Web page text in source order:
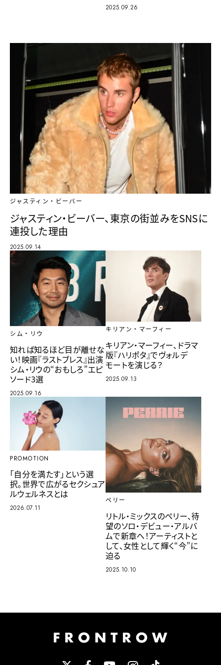
2025.09.26
ジャスティン・ビーバー
ジャスティン・ビーバー、東京の街並みをSNSに
連投した理由
2025.09.14
シム・リウ
知れば知るほど目が離せな
い！映画『ラストブレス』出演
シム・リウの“おもしろ”エピ
ソード3選
2025.09.16
キリアン・マーフィー
キリアン・マーフィー、ドラマ
版『ハリポタ』でヴォルデ
モートを演じる？
2025.09.13
PROMOTION
「自分を満たす」という選
択。世界で広がるセクシュア
ルウェルネスとは
2026.07.11
ペリー
リトル・ミックスのペリー、待
望のソロ・デビュー・アルバ
ムで新章へ！アーティストと
して、女性として輝く“今”に
迫る
2025.10.10